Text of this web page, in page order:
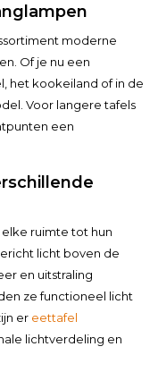
moderne
Of je nu een
het kookeiland of in de
Voor langere tafels
een
ruimte tot hun
licht boven de
en uitstraling
ze functioneel licht
er eettafel
lichtverdeling en